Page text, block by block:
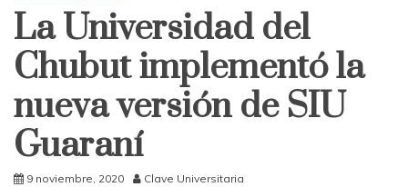
La Universidad del
Chubut implementó la
nueva versión de SIU
Guaraní
9 noviembre, 2020 Clave Universitaria